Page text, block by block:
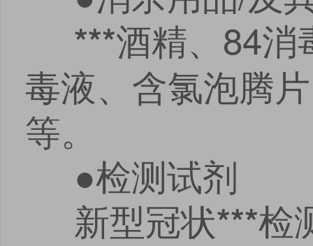
***酒精、84消
毒液、含氯泡腾
等。
●检测试剂
新型冠状***检